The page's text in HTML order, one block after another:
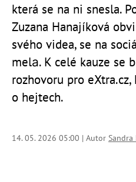
která se na ni snesla.
Zuzana Hanajíková
svého videa, se na
melа. K celé kauze se
rozhovoru pro
o hejtech.
14. 05. 2026 05:00 | Autor